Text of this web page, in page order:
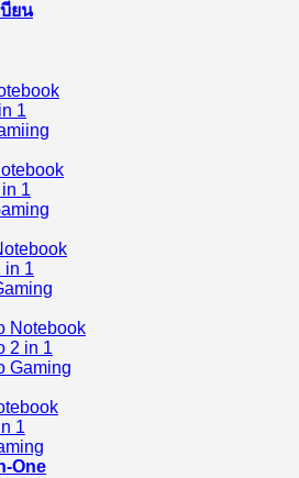
บียน
1
1
in 1
Notebook
2 in 1
Gaming
1
One